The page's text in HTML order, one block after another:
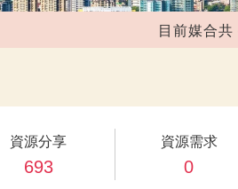
目前媒合共 41,218
資源分享
693
資源需求
0